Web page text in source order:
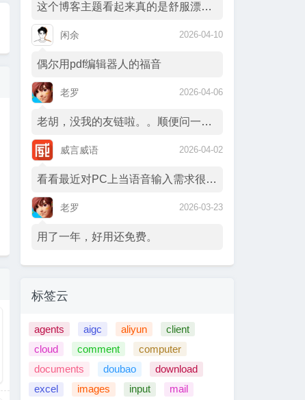
这个博客主题看起来真的是舒服漂亮啊，很想…
2026-04-10
闲余
偶尔用pdf编辑器人的福音
2026-04-06
老罗
老胡，没我的友链啦。。顺便问一下你的订阅…
2026-04-02
威言威语
看看最近对PC上当语音输入需求很强哈 :…
2026-03-23
老罗
用了一年，好用还免费。
标签云
agents aigc aliyun
client
cloud
comment
computer
documents
doubao
download
excel
images input
mail